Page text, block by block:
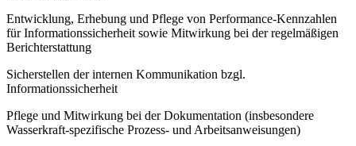
Entwicklung, Erhebung und Pflege von Performance-Kennzahlen
für Informationssicherheit sowie Mitwirkung bei der regelmäßigen
Berichterstattung
Sicherstellen der internen Kommunikation bzgl.
Informationssicherheit
Pflege und Mitwirkung bei der Dokumentation (insbesondere
Wasserkraft-spezifische Prozess- und Arbeitsanweisungen)